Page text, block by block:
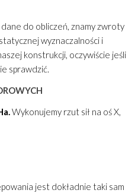
do obliczeń, znamy zwroty
wyznaczalności i
konstrukcji, oczywiście jeśli
sprawdzić.
Wykonujemy rzut sił na oś X,
jest dokładnie taki sam